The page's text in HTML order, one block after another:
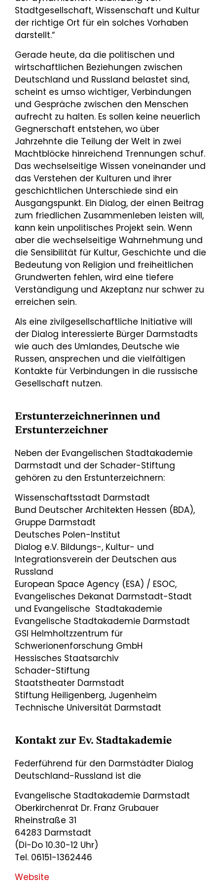
Stadtgesellschaft, Wissenschaft und Kultur
der richtige Ort für ein solches Vorhaben
darstellt.“
Gerade heute, da die politischen und
wirtschaftlichen Beziehungen zwischen
Deutschland und Russland belastet sind,
scheint es umso wichtiger, Verbindungen
und Gespräche zwischen den Menschen
aufrecht zu halten. Es sollen keine neuerlich
Gegnerschaft entstehen, wo über
Jahrzehnte die Teilung der Welt in zwei
Machtblöcke hinreichend Trennungen schuf.
Das wechselseitige Wissen voneinander und
das Verstehen der Kulturen und ihrer
geschichtlichen Unterschiede sind ein
Ausgangspunkt. Ein Dialog, der einen Beitrag
zum friedlichen Zusammenleben leisten will,
kann kein unpolitisches Projekt sein. Wenn
aber die wechselseitige Wahrnehmung und
die Sensibilität für Kultur, Geschichte und die
Bedeutung von Religion und freiheitlichen
Grundwerten fehlen, wird eine tiefere
Verständigung und Akzeptanz nur schwer zu
erreichen sein.
Als eine zivilgesellschaftliche Initiative will
der Dialog interessierte Bürger Darmstadts
wie auch des Umlandes, Deutsche wie
Russen, ansprechen und die vielfältigen
Kontakte für Verbindungen in die russische
Gesellschaft nutzen.
Erstunterzeichnerinnen und
Erstunterzeichner
Neben der Evangelischen Stadtakademie
Darmstadt und der Schader-Stiftung
gehören zu den Erstunterzeichnern:
Wissenschaftsstadt Darmstadt
Bund Deutscher Architekten Hessen (BDA),
Gruppe Darmstadt
Deutsches Polen-Institut
Dialog e.V. Bildungs-, Kultur- und
Integrationsverein der Deutschen aus
Russland
European Space Agency (ESA) / ESOC,
Evangelisches Dekanat Darmstadt-Stadt
und Evangelische Stadtakademie
Evangelische Stadtakademie Darmstadt
GSI Helmholtzzentrum für
Schwerionenforschung GmbH
Hessisches Staatsarchiv
Schader-Stiftung
Staatstheater Darmstadt
Stiftung Heiligenberg, Jugenheim
Technische Universität Darmstadt
Kontakt zur Ev. Stadtakademie
Federführend für den Darmstädter Dialog
Deutschland-Russland ist die
Evangelische Stadtakademie Darmstadt
Oberkirchenrat Dr. Franz Grubauer
Rheinstraße 31
64283 Darmstadt
(Di-Do 10.30-12 Uhr)
Tel. 06151-1362446
Website